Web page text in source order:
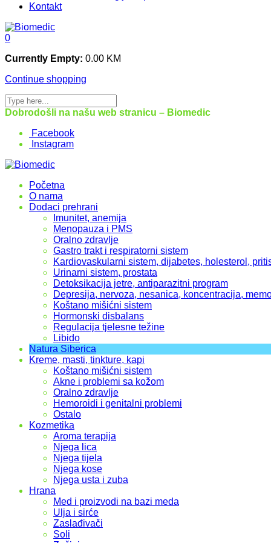
Kontakt
0
Currently Empty: 0.00 KM
Continue shopping
Dobrodošli na našu web stranicu – Biomedic
Facebook
Instagram
Početna
O nama
Dodaci prehrani
Imunitet, anemija
Menopauza i PMS
Oralno zdravlje
Gastro trakt i respiratorni sistem
Kardiovaskularni sistem, dijabetes, holesterol,
Urinarni sistem, prostata
Detoksikacija jetre, antiparazitni program
Depresija, nervoza, nesanica, koncentracija,
Koštano mišićni sistem
Hormonski disbalans
Regulacija tjelesne težine
Libido
Natura Siberica
Kreme, masti, tinkture, kapi
Koštano mišićni sistem
Akne i problemi sa kožom
Oralno zdravlje
Hemoroidi i genitalni problemi
Ostalo
Kozmetika
Aroma terapija
Njega lica
Njega tijela
Njega kose
Njega usta i zuba
Hrana
Med i proizvodi na bazi meda
Ulja i sirće
Zaslađivači
Soli